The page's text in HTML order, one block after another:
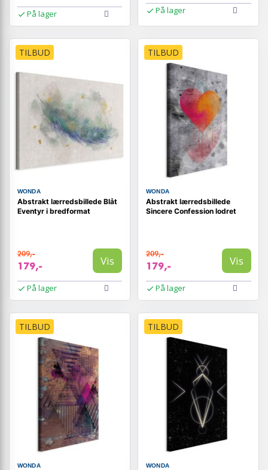
På lager På lager
TILBUD
WONDA
Abstrakt lærredsbillede Blåt
Eventyr i bredformat
209,-
179,- Vis
På lager
TILBUD
WONDA
Abstrakt lærredsbillede
Sincere Confession lodret
209,-
179,- Vis
På lager
TILBUD
WONDA
TILBUD
WONDA